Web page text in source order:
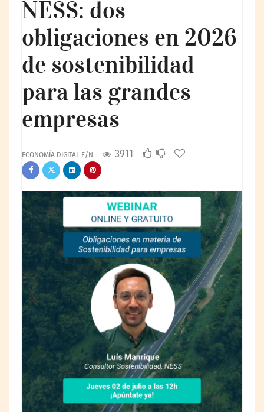
NESS: dos
obligaciones en 2026
de sostenibilidad
para las grandes
empresas
ECONOMÍA DIGITAL E/N 3911